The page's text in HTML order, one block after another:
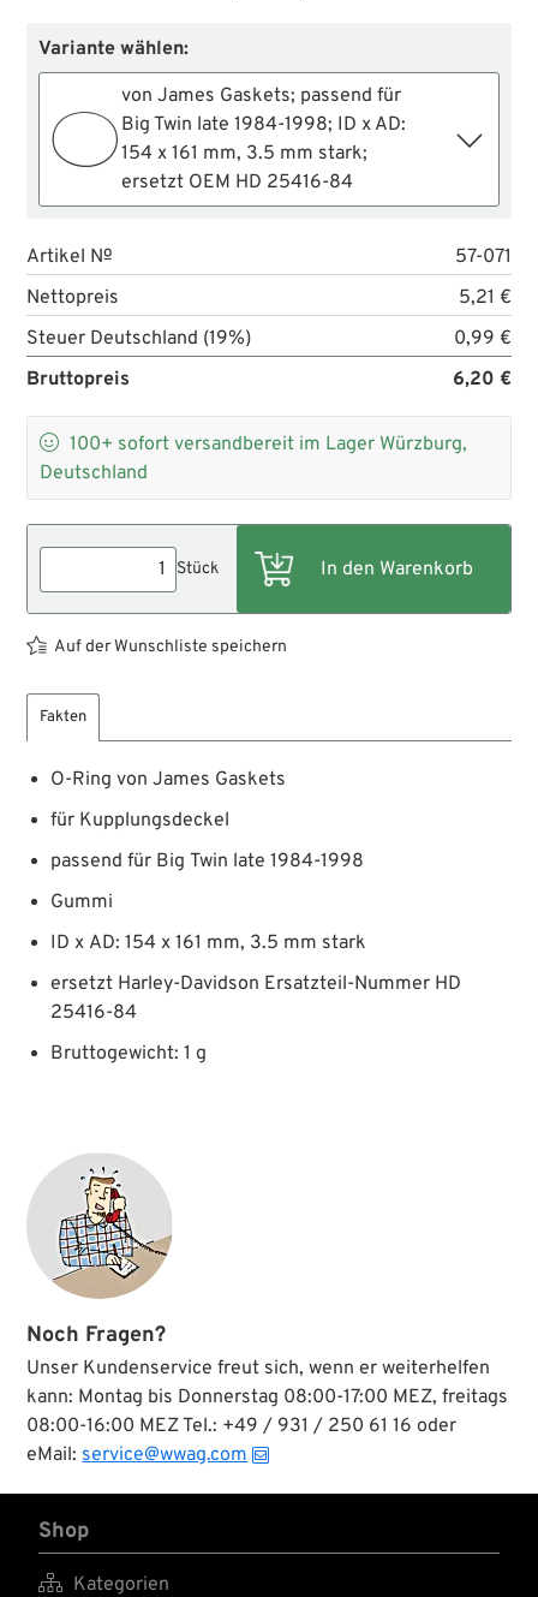
Variante wählen:
von James Gaskets; passend für
Big Twin late 1984-1998; ID x AD:
154 x 161 mm, 3.5 mm stark;
ersetzt OEM HD 25416-84
Artikel №
57-071
Nettopreis
5,21 €
Steuer Deutschland (19%)
0,99 €
Bruttopreis
6,20 €
 100+ sofort versandbereit im Lager Würzburg,
Deutschland
Stück
Auf der Wunschliste speichern
Fakten
O-Ring von James Gaskets
für Kupplungsdeckel
passend für Big Twin late 1984-1998
Gummi
ID x AD: 154 x 161 mm, 3.5 mm stark
ersetzt Harley-Davidson Ersatzteil-Nummer HD
25416-84
Bruttogewicht: 1 g
Noch Fragen?
Unser Kundenservice freut sich, wenn er weiterhelfen
kann: Montag bis Donnerstag 08:00-17:00 MEZ, freitags
08:00-16:00 MEZ Tel.: +49 / 931 / 250 61 16 oder
eMail:service@wwag.com
Shop
 Kategorien